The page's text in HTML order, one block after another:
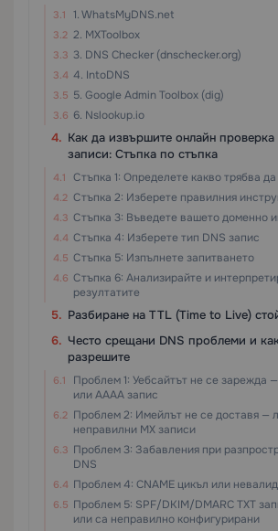
1. WhatsMyDNS.net
2. MXToolbox
3. DNS Checker (dnschecker.org)
4. IntoDNS
5. Google Admin Toolbox (dig)
6. Nslookup.io
Как да извършите онлайн проверка
записи: Стъпка по стъпка
Стъпка 1: Определете какво трябва
Стъпка 2: Изберете правилния
Стъпка 3: Въведете вашето доменно
Стъпка 4: Изберете тип DNS запис
Стъпка 5: Изпълнете запитването
Стъпка 6: Анализирайте и
резултатите
Разбиране на TTL (Time to Live)
Често срещани DNS проблеми и
разрешите
Проблем 1: Уебсайтът не се зарежда
или AAAA запис
Проблем 2: Имейлът не се доставя —
неправилни MX записи
Проблем 3: Забавления при
DNS
Проблем 4: CNAME цикъл или
Проблем 5: SPF/DKIM/DMARC TXT
или са неправилно конфигурирани